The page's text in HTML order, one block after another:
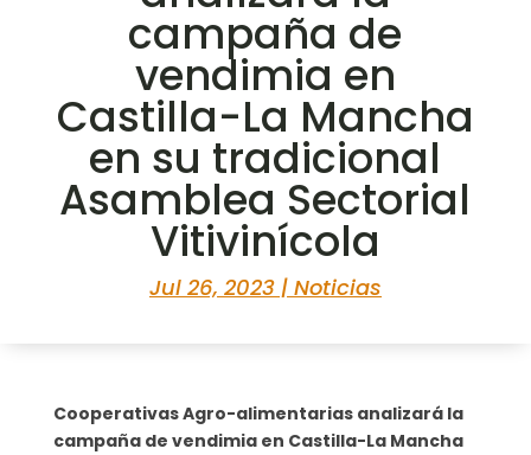
campaña de
vendimia en
Castilla-La Mancha
en su tradicional
Asamblea Sectorial
Vitivinícola
Jul 26, 2023| Noticias
Cooperativas Agro-alimentarias analizará la
campaña de vendimia en Castilla-La Mancha